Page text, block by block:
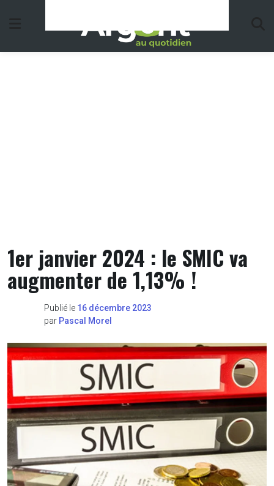
1er janvier 2024 : le SMIC va
augmenter de 1,13% !
Publié le 16 décembre 2023
par Pascal Morel